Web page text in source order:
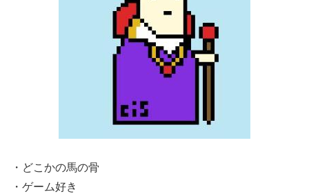
・どこかの馬の骨
・ゲーム好き